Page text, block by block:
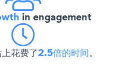
in engagement
花费了2.5倍的时间。